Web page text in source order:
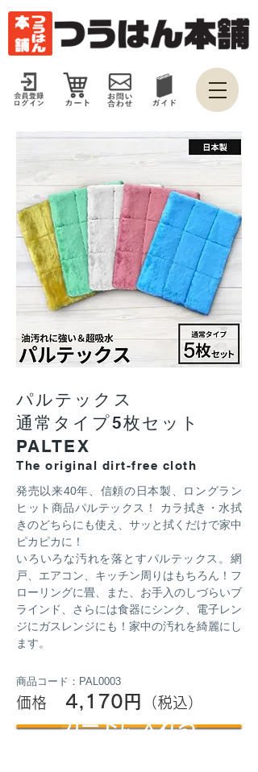
パルテックス
通常タイプ5枚セット
PALTEX
The original dirt-free cloth
発売以来40年、信頼の日本製、ロングラン
ヒット商品パルテックス！ カラ拭き・水拭
きのどちらにも使え、サッと拭くだけで家中
ピカピカに！
いろいろな汚れを落とすパルテックス。網
戸、エアコン、キッチン周りはもちろん！フ
ローリングに畳、また、お手入のしづらいブ
ラインド、さらには食器にシンク、電子レン
ジにガスレンジにも！家中の汚れを綺麗にし
ます。
商品コード：PAL0003
価格 4,170円 （税込）
カートに入れる